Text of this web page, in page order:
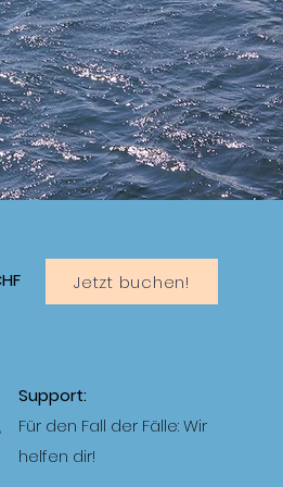
Jetzt buchen!
Support:
Für den Fall der Fälle: Wir
helfen dir!